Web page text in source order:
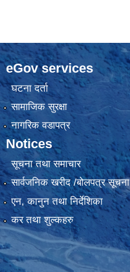
eGov services
घटना दर्ता
सामाजिक सुरक्षा
नागरिक वडापत्र
Notices
सूचना तथा समाचार
सार्वजनिक खरीद /बोलपत्र सूचना
एन, कानुन तथा निर्देशिका
कर तथा शुल्कहरु